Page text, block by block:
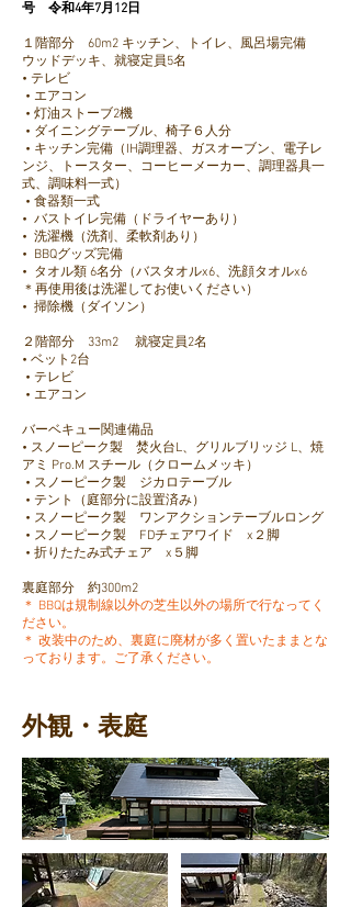
号 令和4年7月12日
１階部分 60m2 キッチン、トイレ、風呂場完備
ウッドデッキ、就寝定員5名
• テレビ
• エアコン
• 灯油ストーブ2機
• ダイニングテーブル、椅子６人分
• キッチン完備（IH調理器、ガスオーブン、電子レ
ンジ、トースター、コーヒーメーカー、調理器具一
式、調味料一式）
• 食器類一式
• バストイレ完備（ドライヤーあり）
• 洗濯機（洗剤、柔軟剤あり）
• BBQグッズ完備
• タオル類 6名分（バスタオルx6、洗顔タオルx6
＊再使用後は洗濯してお使いください）
• 掃除機（ダイソン）
２階部分 33m2 就寝定員2名
• ベット2台
• テレビ
• エアコン
バーベキュー関連備品
• スノーピーク製 焚火台L、グリルブリッジ L、焼
アミ Pro.M スチール（クロームメッキ）
• スノーピーク製 ジカロテーブル
• テント（庭部分に設置済み）
• スノーピーク製 ワンアクションテーブルロング
• スノーピーク製 FDチェアワイド x２脚
• 折りたたみ式チェア x５脚
裏庭部分 約300m2
＊ BBQは規制線以外の芝生以外の場所で行なってく
ださい。
＊ 改装中のため、裏庭に廃材が多く置いたままとな
っております。ご了承ください。
外観・表庭